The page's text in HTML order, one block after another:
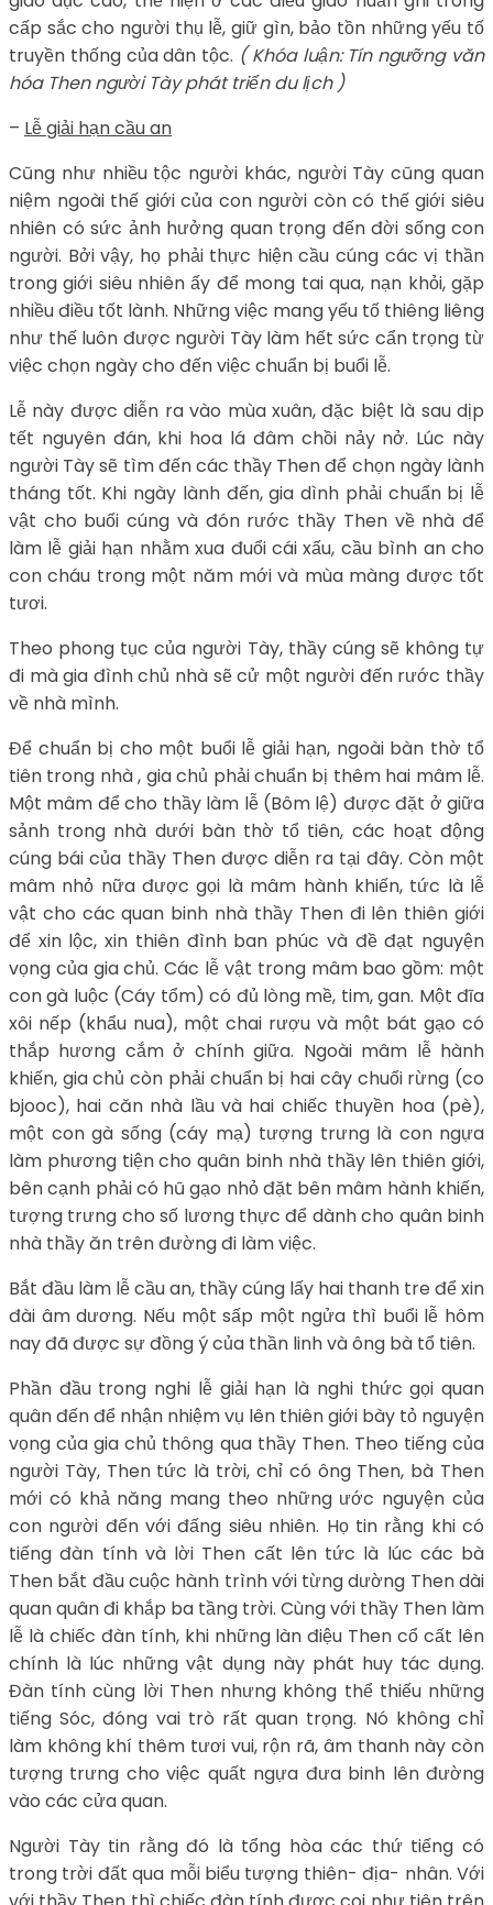
cấp sắc cho người thụ lễ, giữ gìn, bảo tồn những yếu tố
truyền thống của dân tộc. ( Khóa luận: Tín ngưỡng văn
hóa Then người Tày phát triển du lịch )
– Lễ giải hạn cầu an
Cũng như nhiều tộc người khác, người Tày cũng quan
niệm ngoài thế giới của con người còn có thế giới siêu
nhiên có sức ảnh hưởng quan trọng đến đời sống con
người. Bởi vậy, họ phải thực hiện cầu cúng các vị thần
trong giới siêu nhiên ấy để mong tai qua, nạn khỏi, gặp
nhiều điều tốt lành. Những việc mang yếu tố thiêng liêng
như thế luôn được người Tày làm hết sức cẩn trọng từ
việc chọn ngày cho đến việc chuẩn bị buổi lễ.
Lễ này được diễn ra vào mùa xuân, đặc biệt là sau dịp
tết nguyên đán, khi hoa lá đâm chồi nảy nở. Lúc này
người Tày sẽ tìm đến các thầy Then để chọn ngày lành
tháng tốt. Khi ngày lành đến, gia dình phải chuẩn bị lễ
vật cho buối cúng và đón rước thầy Then về nhà để
làm lễ giải hạn nhằm xua đuổi cái xấu, cầu bình an cho
con cháu trong một năm mới và mùa màng được tốt
tươi.
Theo phong tục của người Tày, thầy cúng sẽ không tự
đi mà gia đình chủ nhà sẽ cử một người đến rước thầy
về nhà mình.
Để chuẩn bị cho một buổi lễ giải hạn, ngoài bàn thờ tổ
tiên trong nhà , gia chủ phải chuẩn bị thêm hai mâm lễ.
Một mâm để cho thầy làm lễ (Bôm lệ) được đặt ở giữa
sảnh trong nhà dưới bàn thờ tổ tiên, các hoạt động
cúng bái của thầy Then được diễn ra tại đây. Còn một
mâm nhỏ nữa được gọi là mâm hành khiến, tức là lễ
vật cho các quan binh nhà thầy Then đi lên thiên giới
để xin lộc, xin thiên đình ban phúc và đề đạt nguyện
vọng của gia chủ. Các lễ vật trong mâm bao gồm: một
con gà luộc (Cáy tổm) có đủ lòng mề, tim, gan. Một đĩa
xôi nếp (khẩu nua), một chai rượu và một bát gạo có
thắp hương cắm ở chính giữa. Ngoài mâm lễ hành
khiến, gia chủ còn phải chuẩn bị hai cây chuối rừng (co
bjooc), hai căn nhà lầu và hai chiếc thuyền hoa (pè),
một con gà sống (cáy mạ) tượng trưng là con ngựa
làm phương tiện cho quân binh nhà thầy lên thiên giới,
bên cạnh phải có hũ gạo nhỏ đặt bên mâm hành khiến,
tượng trưng cho số lương thực để dành cho quân binh
nhà thầy ăn trên đường đi làm việc.
Bắt đầu làm lễ cầu an, thầy cúng lấy hai thanh tre để xin
đài âm dương. Nếu một sấp một ngửa thì buổi lễ hôm
nay đã được sự đồng ý của thần linh và ông bà tổ tiên.
Phần đầu trong nghi lễ giải hạn là nghi thức gọi quan
quân đến để nhận nhiệm vụ lên thiên giới bày tỏ nguyện
vọng của gia chủ thông qua thầy Then. Theo tiếng của
người Tày, Then tức là trời, chỉ có ông Then, bà Then
mới có khả năng mang theo những ước nguyện của
con người đến với đấng siêu nhiên. Họ tin rằng khi có
tiếng đàn tính và lời Then cất lên tức là lúc các bà
Then bắt đầu cuộc hành trình với từng dường Then dài
quan quân đi khắp ba tầng trời. Cùng với thầy Then làm
lễ là chiếc đàn tính, khi những làn điệu Then cổ cất lên
chính là lúc những vật dụng này phát huy tác dụng.
Đàn tính cùng lời Then nhưng không thể thiếu những
tiếng Sóc, đóng vai trò rất quan trọng. Nó không chỉ
làm không khí thêm tươi vui, rộn rã, âm thanh này còn
tượng trưng cho việc quất ngựa đưa binh lên đường
vào các cửa quan.
Người Tày tin rằng đó là tổng hòa các thứ tiếng có
trong trời đất qua mỗi biểu tượng thiên- địa- nhân. Với